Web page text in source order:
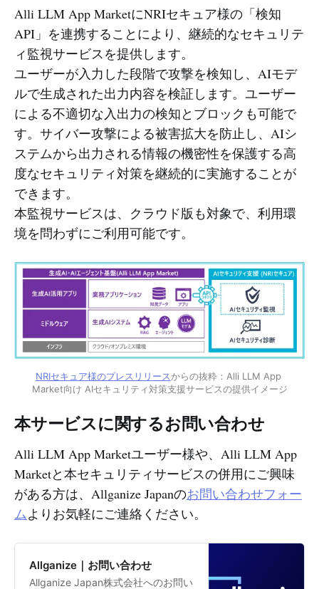
Alli LLM App MarketにNRIセキュア様の「検知
API」を連携することにより、継続的なセキュリテ
ィ監視サービスを提供します。
ユーザーが入力した段階で攻撃を検知し、AIモデ
ルで生成された出力内容を検証します。ユーザー
による不適切な入出力の検知とブロックも可能で
す。サイバー攻撃による被害拡大を防止し、AIシ
ステムから出力される情報の機密性を保護する高
度なセキュリティ対策を継続的に実施することが
できます。
本監視サービスは、クラウド版も対象で、利用環
境を問わずにご利用可能です。
NRIセキュア様のプレスリリースからの抜粋：Alli LLM App
Market向け AIセキュリティ対策支援サービスの提供イメージ
本サービスに関するお問い合わせ
Alli LLM App Marketユーザー様や、Alli LLM App
Marketと本セキュリティサービスの併用にご興味
がある方は、Allganize Japanのお問い合わせフォー
ムよりお気軽にご連絡ください。
Allganize｜お問い合わせ
Allganize Japan株式会社へのお問い